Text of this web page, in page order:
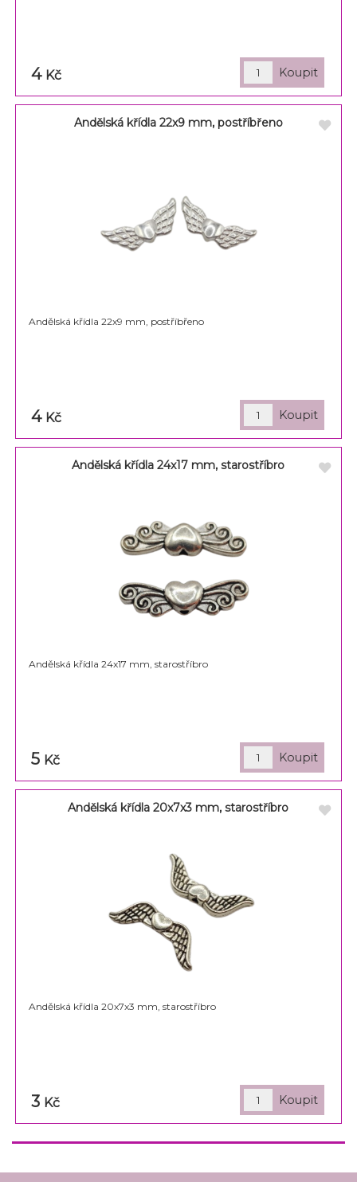
4 Kč
Andělská křídla 22x9 mm, postříbřeno
Andělská křídla 22x9 mm, postříbřeno
4 Kč
Andělská křídla 24x17 mm, starostříbro
Andělská křídla 24x17 mm, starostříbro
5 Kč
Andělská křídla 20x7x3 mm, starostříbro
Andělská křídla 20x7x3 mm, starostříbro
3 Kč